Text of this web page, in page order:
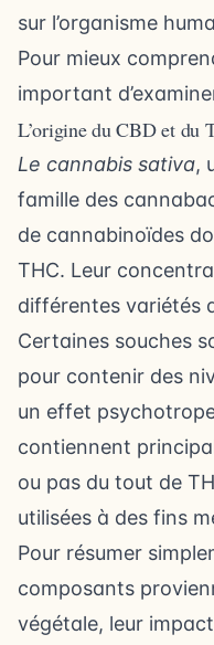
sur l’organisme
Pour mieux
important
L’origine du CBD et du
Le cannabis sativa,
famille des
de cannabinoïdes
THC. Leur
différentes variétés
Certaines souches
pour contenir des
un effet
contiennent
ou pas du tout de
utilisées à des fins
Pour résumer
composants
végétale, leur